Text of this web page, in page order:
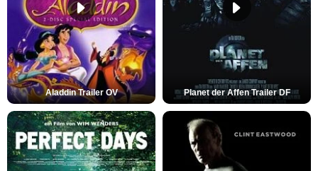
Aladdin Trailer OV Planet der Affen Trailer DF